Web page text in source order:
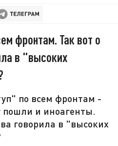
фронтам. Так вот о
в "высоких
по всем фронтам -
пошли и иноагенты.
говорила в "высоких